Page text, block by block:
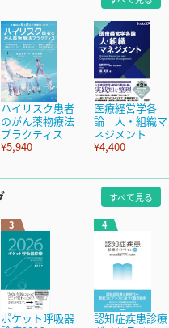
ハイリスク患者
のがん薬物療法
プラクティス
¥5,940
医療経営学各
論 人・組織マ
ネジメント
¥4,400
すべて見る
3
ポケット呼吸器
4
認知症疾患診療